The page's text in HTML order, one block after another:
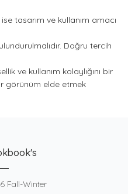
tasarım ve kullanım amacı
Doğru tercih
ve kullanım kolaylığını bir
görünüm elde etmek
Fall-Winter